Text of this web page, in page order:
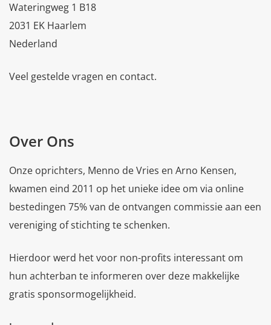
Wateringweg 1 B18
2031 EK Haarlem
Nederland
Veel gestelde vragen en contact.
Over Ons
Onze oprichters, Menno de Vries en Arno Kensen,
kwamen eind 2011 op het unieke idee om via online
bestedingen 75% van de ontvangen commissie aan een
vereniging of stichting te schenken.
Hierdoor werd het voor non-profits interessant om
hun achterban te informeren over deze makkelijke
gratis sponsormogelijkheid.